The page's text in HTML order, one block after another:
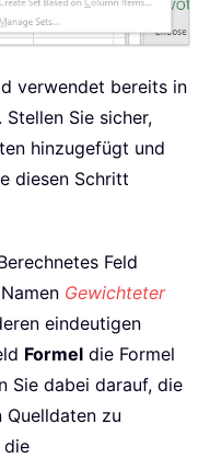
verwendet bereits in
Sie sicher,
hinzugefügt und
diesen Schritt
Feld
Gewichteter
eindeutigen
Formel die Formel
Sie dabei darauf, die
Quelldaten zu
die